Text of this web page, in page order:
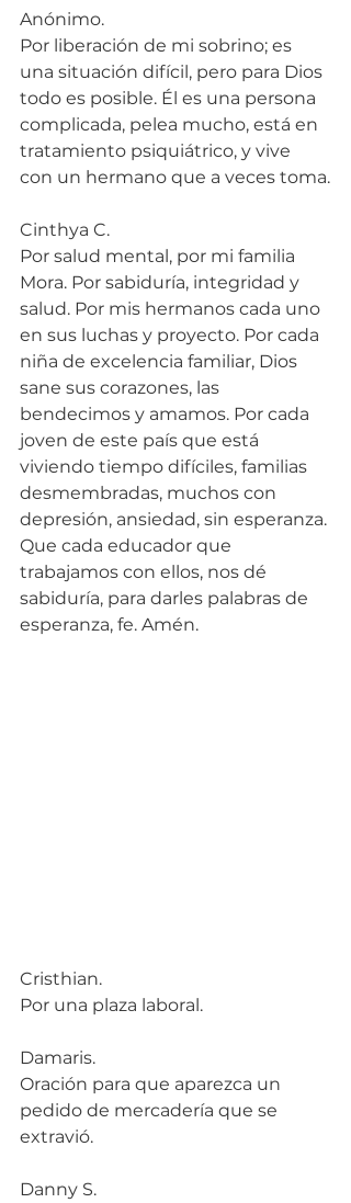
Anónimo.
Por liberación de mi sobrino; es
una situación difícil, pero para Dios
todo es posible. Él es una persona
complicada, pelea mucho, está en
tratamiento psiquiátrico, y vive
con un hermano que a veces toma.
Cinthya C.
Por salud mental, por mi familia
Mora. Por sabiduría, integridad y
salud. Por mis hermanos cada uno
en sus luchas y proyecto. Por cada
niña de excelencia familiar, Dios
sane sus corazones, las
bendecimos y amamos. Por cada
joven de este país que está
viviendo tiempo difíciles, familias
desmembradas, muchos con
depresión, ansiedad, sin esperanza.
Que cada educador que
trabajamos con ellos, nos dé
sabiduría, para darles palabras de
esperanza, fe. Amén.
Cristhian.
Por una plaza laboral.
Damaris.
Oración para que aparezca un
pedido de mercadería que se
extravió.
Danny S.